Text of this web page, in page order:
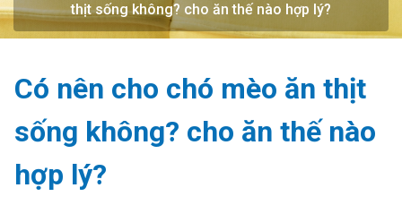
thịt sống không? cho ăn thế nào hợp lý?
Có nên cho chó mèo ăn thịt
sống không? cho ăn thế nào
hợp lý?